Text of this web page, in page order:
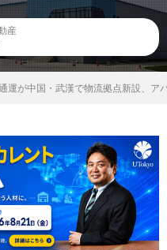
産
運が中国・武漢で物流拠点新設、ア